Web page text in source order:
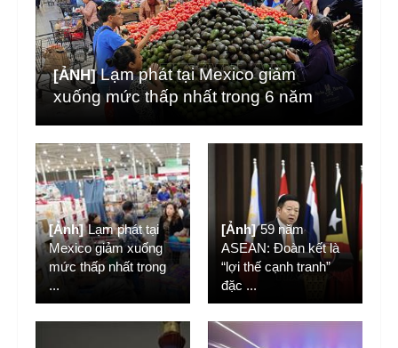
[ẢNH] Lạm phát tại Mexico giảm
xuống mức thấp nhất trong 6 năm
[Ảnh] Lạm phát tại
Mexico giảm xuống
mức thấp nhất trong
...
[Ảnh] 59 năm
ASEAN: Đoàn kết là
“lợi thế cạnh tranh”
đặc ...